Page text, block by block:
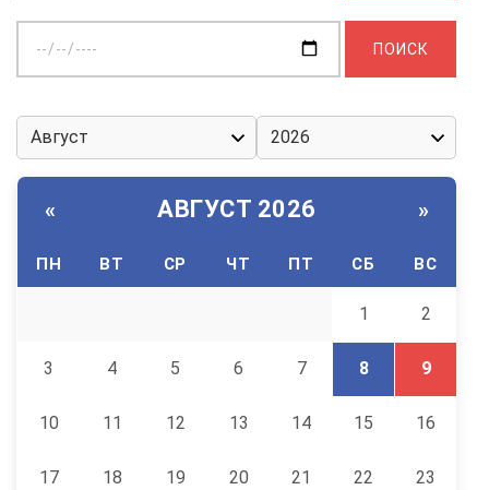
дату:
« АВГУСТ 2026 »
ПН ВТ СР ЧТ ПТ СБ ВС
1 2
3 4 5 6 7 8 9
10 11 12 13 14 15 16
17 18 19 20 21 22 23